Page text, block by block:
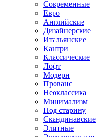
Современные
Евро
Английские
Дизайнерские
Итальянские
Кантри
Классические
Лофт
Модерн
Прованс
Неоклассика
Минимализм
Под старину
Скандинавские
Элитные